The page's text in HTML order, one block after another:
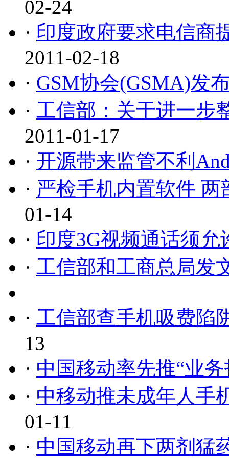
02-24
· 印度政府要求电信商
2011-02-18
· GSM协会(GSMA)发
· 工信部：关于进一步
2011-01-17
· 开源带来监管不利
· 严检手机内置软件 两
01-14
· 印度3G视频通话须允
· 工信部和工商总局发
· 工信部查手机吸费陷
13
· 中国移动率先推“业
· 中移动推未成年人手
01-11
· 中国移动再下两剂猛